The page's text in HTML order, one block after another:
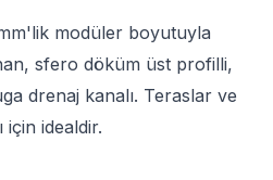
modüler boyutuyla
sfero döküm üst profilli,
drenaj kanalı. Teraslar ve
için idealdir.